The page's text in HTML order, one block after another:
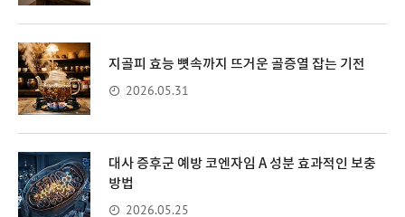
지골피 효능 뼛속까지 뜨거운 골증열 잡는 기전
2026.05.31
대사 증후군 예방 코엔자임 A 성분 효과적인 보충
방법
2026.05.25